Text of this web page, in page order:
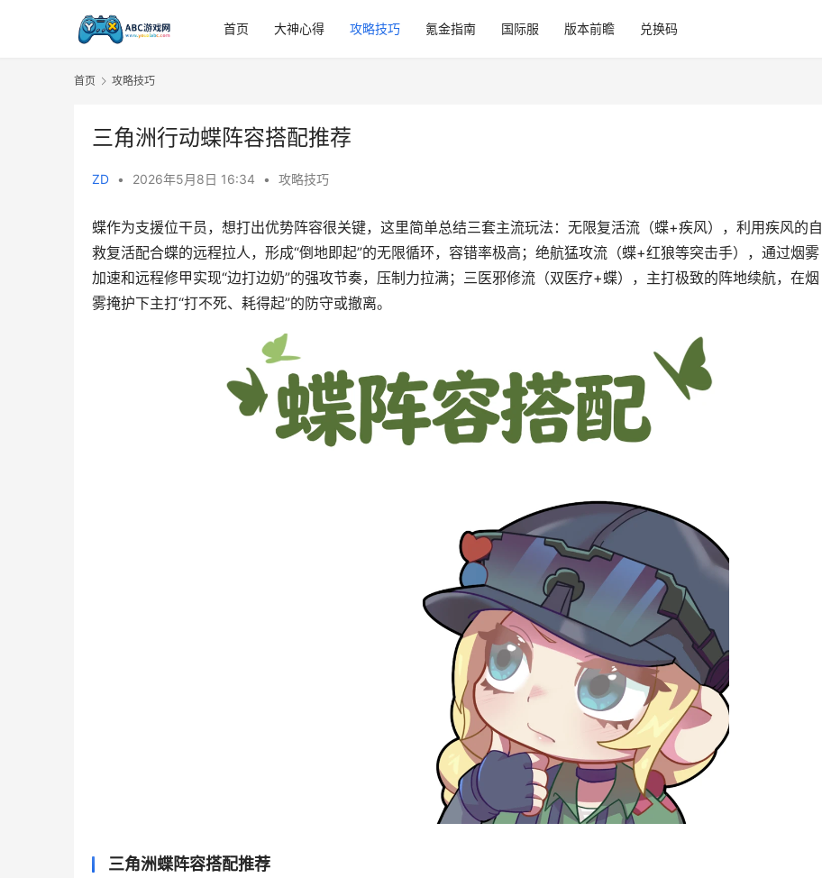
首页 大神心得 攻略技巧 氪金指南 国际服 版本前瞻 兑换码
首页 攻略技巧
三角洲行动蝶阵容搭配推荐
ZD • 2026年5月8日 16:34 • 攻略技巧
蝶作为支援位干员，想打出优势阵容很关键，这里简单总结三套主流玩法：无限复活流（蝶+疾风），利用疾风的自
救复活配合蝶的远程拉人，形成“倒地即起”的无限循环，容错率极高；绝航猛攻流（蝶+红狼等突击手），通过烟雾
加速和远程修甲实现“边打边奶”的强攻节奏，压制力拉满；三医邪修流（双医疗+蝶），主打极致的阵地续航，在烟
雾掩护下主打“打不死、耗得起”的防守或撤离。
三角洲蝶阵容搭配推荐